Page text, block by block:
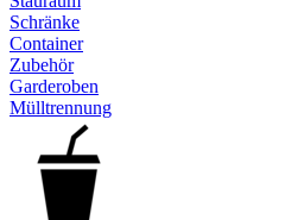
Schränke
Container
Zubehör
Garderoben
Mülltrennung